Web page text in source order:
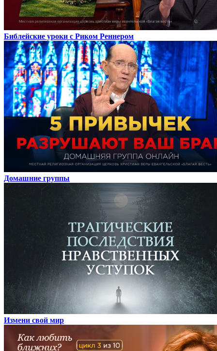
Библейские уроки с Риком Реннером
Домашние группы
Измени свой мир